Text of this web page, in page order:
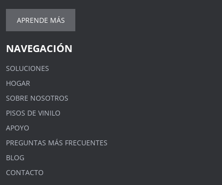
APRENDE MÁS
NAVEGACIÓN
SOLUCIONES
HOGAR
SOBRE NOSOTROS
PISOS DE VINILO
APOYO
PREGUNTAS MÁS FRECUENTES
BLOG
CONTACTO